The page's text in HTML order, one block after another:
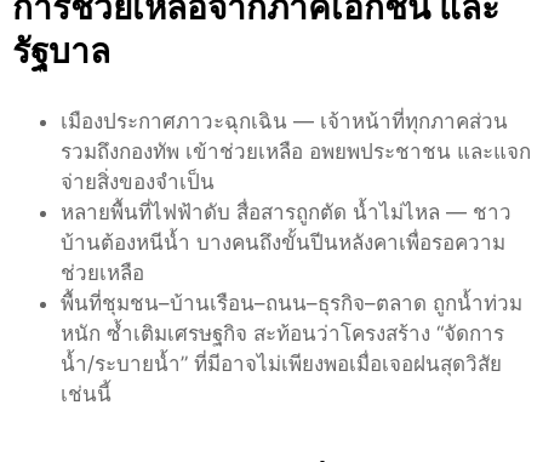
รัฐบาล
เมืองประกาศภาวะฉุกเฉิน — เจ้าหน้าที่ทุกภาคส่วน
รวมถึงกองทัพ เข้าช่วยเหลือ อพยพประชาชน และแจก
จ่ายสิ่งของจำเป็น
หลายพื้นที่ไฟฟ้าดับ สื่อสารถูกตัด น้ำไม่ไหล — ชาว
บ้านต้องหนีน้ำ บางคนถึงขั้นปีนหลังคาเพื่อรอความ
ช่วยเหลือ
พื้นที่ชุมชน–บ้านเรือน–ถนน–ธุรกิจ–ตลาด ถูกน้ำท่วม
หนัก ซ้ำเติมเศรษฐกิจ สะท้อนว่าโครงสร้าง “จัดการ
น้ำ/ระบายน้ำ” ที่มีอาจไม่เพียงพอเมื่อเจอฝนสุดวิสัย
เช่นนี้